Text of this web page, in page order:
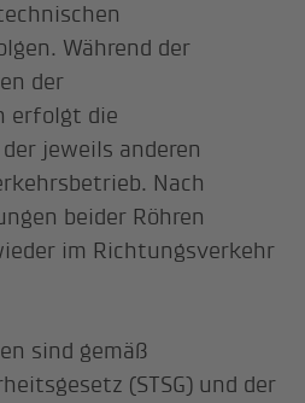
Während der
der
erfolgt die
jeweils anderen
Nach
beider Röhren
im Richtungsverkehr
sind gemäß
(STSG) und der